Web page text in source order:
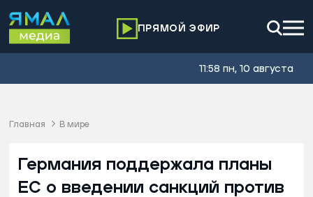
ПРЯМОЙ ЭФИР
11:58 пн, 10 августа
Главная В мире
Германия поддержала планы
ЕС о введении санкций против